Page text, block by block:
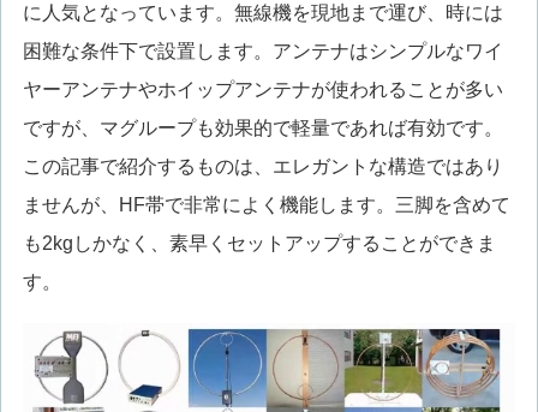
に人気となっています。無線機を現地まで運び、時には
困難な条件下で設置します。アンテナはシンプルなワイ
ヤーアンテナやホイップアンテナが使われることが多い
ですが、マグループも効果的で軽量であれば有効です。
この記事で紹介するものは、エレガントな構造ではあり
ませんが、HF帯で非常によく機能します。三脚を含めて
も2kgしかなく、素早くセットアップすることができま
す。